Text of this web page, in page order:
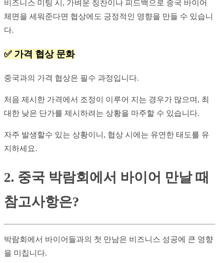
비즈니스 미팅 시, 가벼운 칭찬이나 피드백으로 중국 바이어
체면을 세워준다면 협상에도 긍정적인 영향을 만들 수 있습니
다.
✅ 가격 협상 문화
중국과의 가격 협상은 필수 과정입니다.
처음 제시한 가격에서 조정이 이루어 지는 경우가 많으며, 최
대한 낮은 단가를 제시하려는 상황을 마주할 수 있습니다.
자주 발생할수 있는 상황이니, 협상 시에는 유연한 태도를 유
지하세요.
2. 중국 박람회에서 바이어 만날 때
참고사항은?
박람회에서 바이어들과의 첫 만남은 비즈니스 성공에 큰 영향
을 미칩니다.